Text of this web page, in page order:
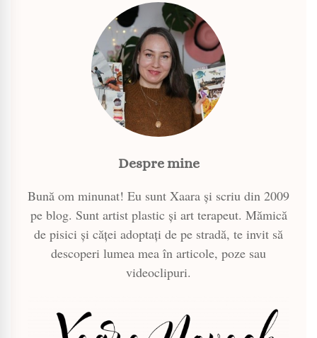
Despre mine
Bună om minunat! Eu sunt Xaara și scriu din 2009
pe blog. Sunt artist plastic și art terapeut. Mămică
de pisici și căței adoptați de pe stradă, te invit să
descoperi lumea mea în articole, poze sau
videoclipuri.